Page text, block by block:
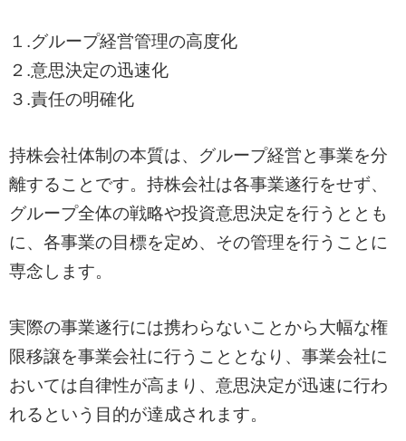
１.グループ経営管理の高度化
２.意思決定の迅速化
３.責任の明確化
持株会社体制の本質は、グループ経営と事業を分
離することです。持株会社は各事業遂行をせず、
グループ全体の戦略や投資意思決定を行うととも
に、各事業の目標を定め、その管理を行うことに
専念します。
実際の事業遂行には携わらないことから大幅な権
限移譲を事業会社に行うこととなり、事業会社に
おいては自律性が高まり、意思決定が迅速に行わ
れるという目的が達成されます。